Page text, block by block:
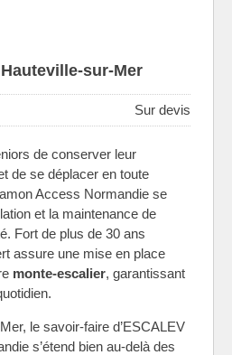
sur-Mer
Sur devis
de conserver leur
de se déplacer en toute
Access Normandie se
et la maintenance de
Fort de plus de 30 ans
assure une mise en place
monte-escalier, garantissant
le savoir-faire d’ESCALEV
s’étend bien au-delà des